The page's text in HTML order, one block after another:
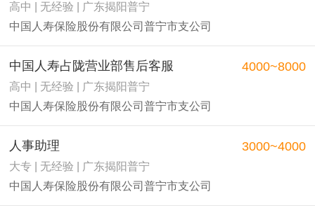
高中 | 无经验 | 广东揭阳普宁
中国人寿保险股份有限公司普宁市支公司
中国人寿占陇营业部售后客服
高中 | 无经验 | 广东揭阳普宁
中国人寿保险股份有限公司普宁市支公司
4000~8000
人事助理
大专 | 无经验 | 广东揭阳普宁
中国人寿保险股份有限公司普宁市支公司
3000~4000